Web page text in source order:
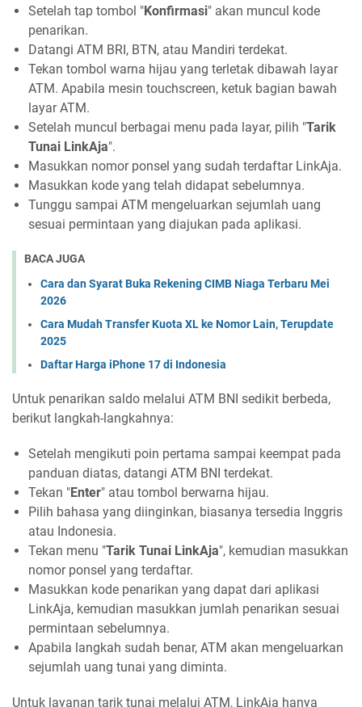
Setelah tap tombol "Konfirmasi" akan muncul kode
penarikan.
Datangi ATM BRI, BTN, atau Mandiri terdekat.
Tekan tombol warna hijau yang terletak dibawah layar
ATM. Apabila mesin touchscreen, ketuk bagian bawah
layar ATM.
Setelah muncul berbagai menu pada layar, pilih "Tarik
Tunai LinkAja".
Masukkan nomor ponsel yang sudah terdaftar LinkAja.
Masukkan kode yang telah didapat sebelumnya.
Tunggu sampai ATM mengeluarkan sejumlah uang
sesuai permintaan yang diajukan pada aplikasi.
BACA JUGA
Cara dan Syarat Buka Rekening CIMB Niaga Terbaru Mei
2026
Cara Mudah Transfer Kuota XL ke Nomor Lain, Terupdate
2025
Daftar Harga iPhone 17 di Indonesia
Untuk penarikan saldo melalui ATM BNI sedikit berbeda,
berikut langkah-langkahnya:
Setelah mengikuti poin pertama sampai keempat pada
panduan diatas, datangi ATM BNI terdekat.
Tekan "Enter" atau tombol berwarna hijau.
Pilih bahasa yang diinginkan, biasanya tersedia Inggris
atau Indonesia.
Tekan menu "Tarik Tunai LinkAja", kemudian masukkan
nomor ponsel yang terdaftar.
Masukkan kode penarikan yang dapat dari aplikasi
LinkAja, kemudian masukkan jumlah penarikan sesuai
permintaan sebelumnya.
Apabila langkah sudah benar, ATM akan mengeluarkan
sejumlah uang tunai yang diminta.
Untuk layanan tarik tunai melalui ATM, LinkAja hanya